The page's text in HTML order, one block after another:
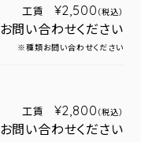
工賃 ¥2,500 （税込）
お問い合わせください
※種類お問い合わせください
工賃 ¥2,800 （税込）
お問い合わせください